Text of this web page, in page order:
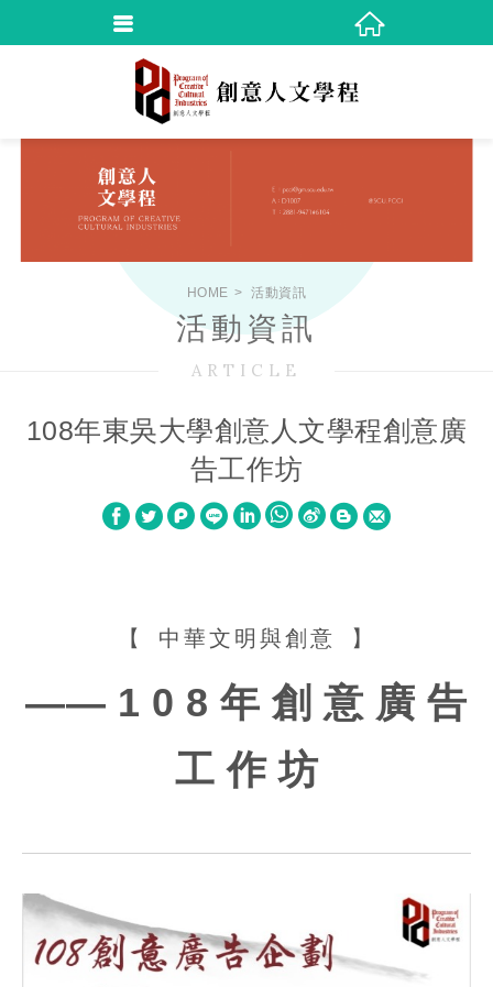
HOME 活動資訊
活動資訊
ARTICLE
108年東吳大學創意人文學程創意廣
告工作坊
t
s
A
p
p
a
W
e
b
【 中華文明與創意 】
—— 1 0 8 年 創 意 廣 告
工 作 坊